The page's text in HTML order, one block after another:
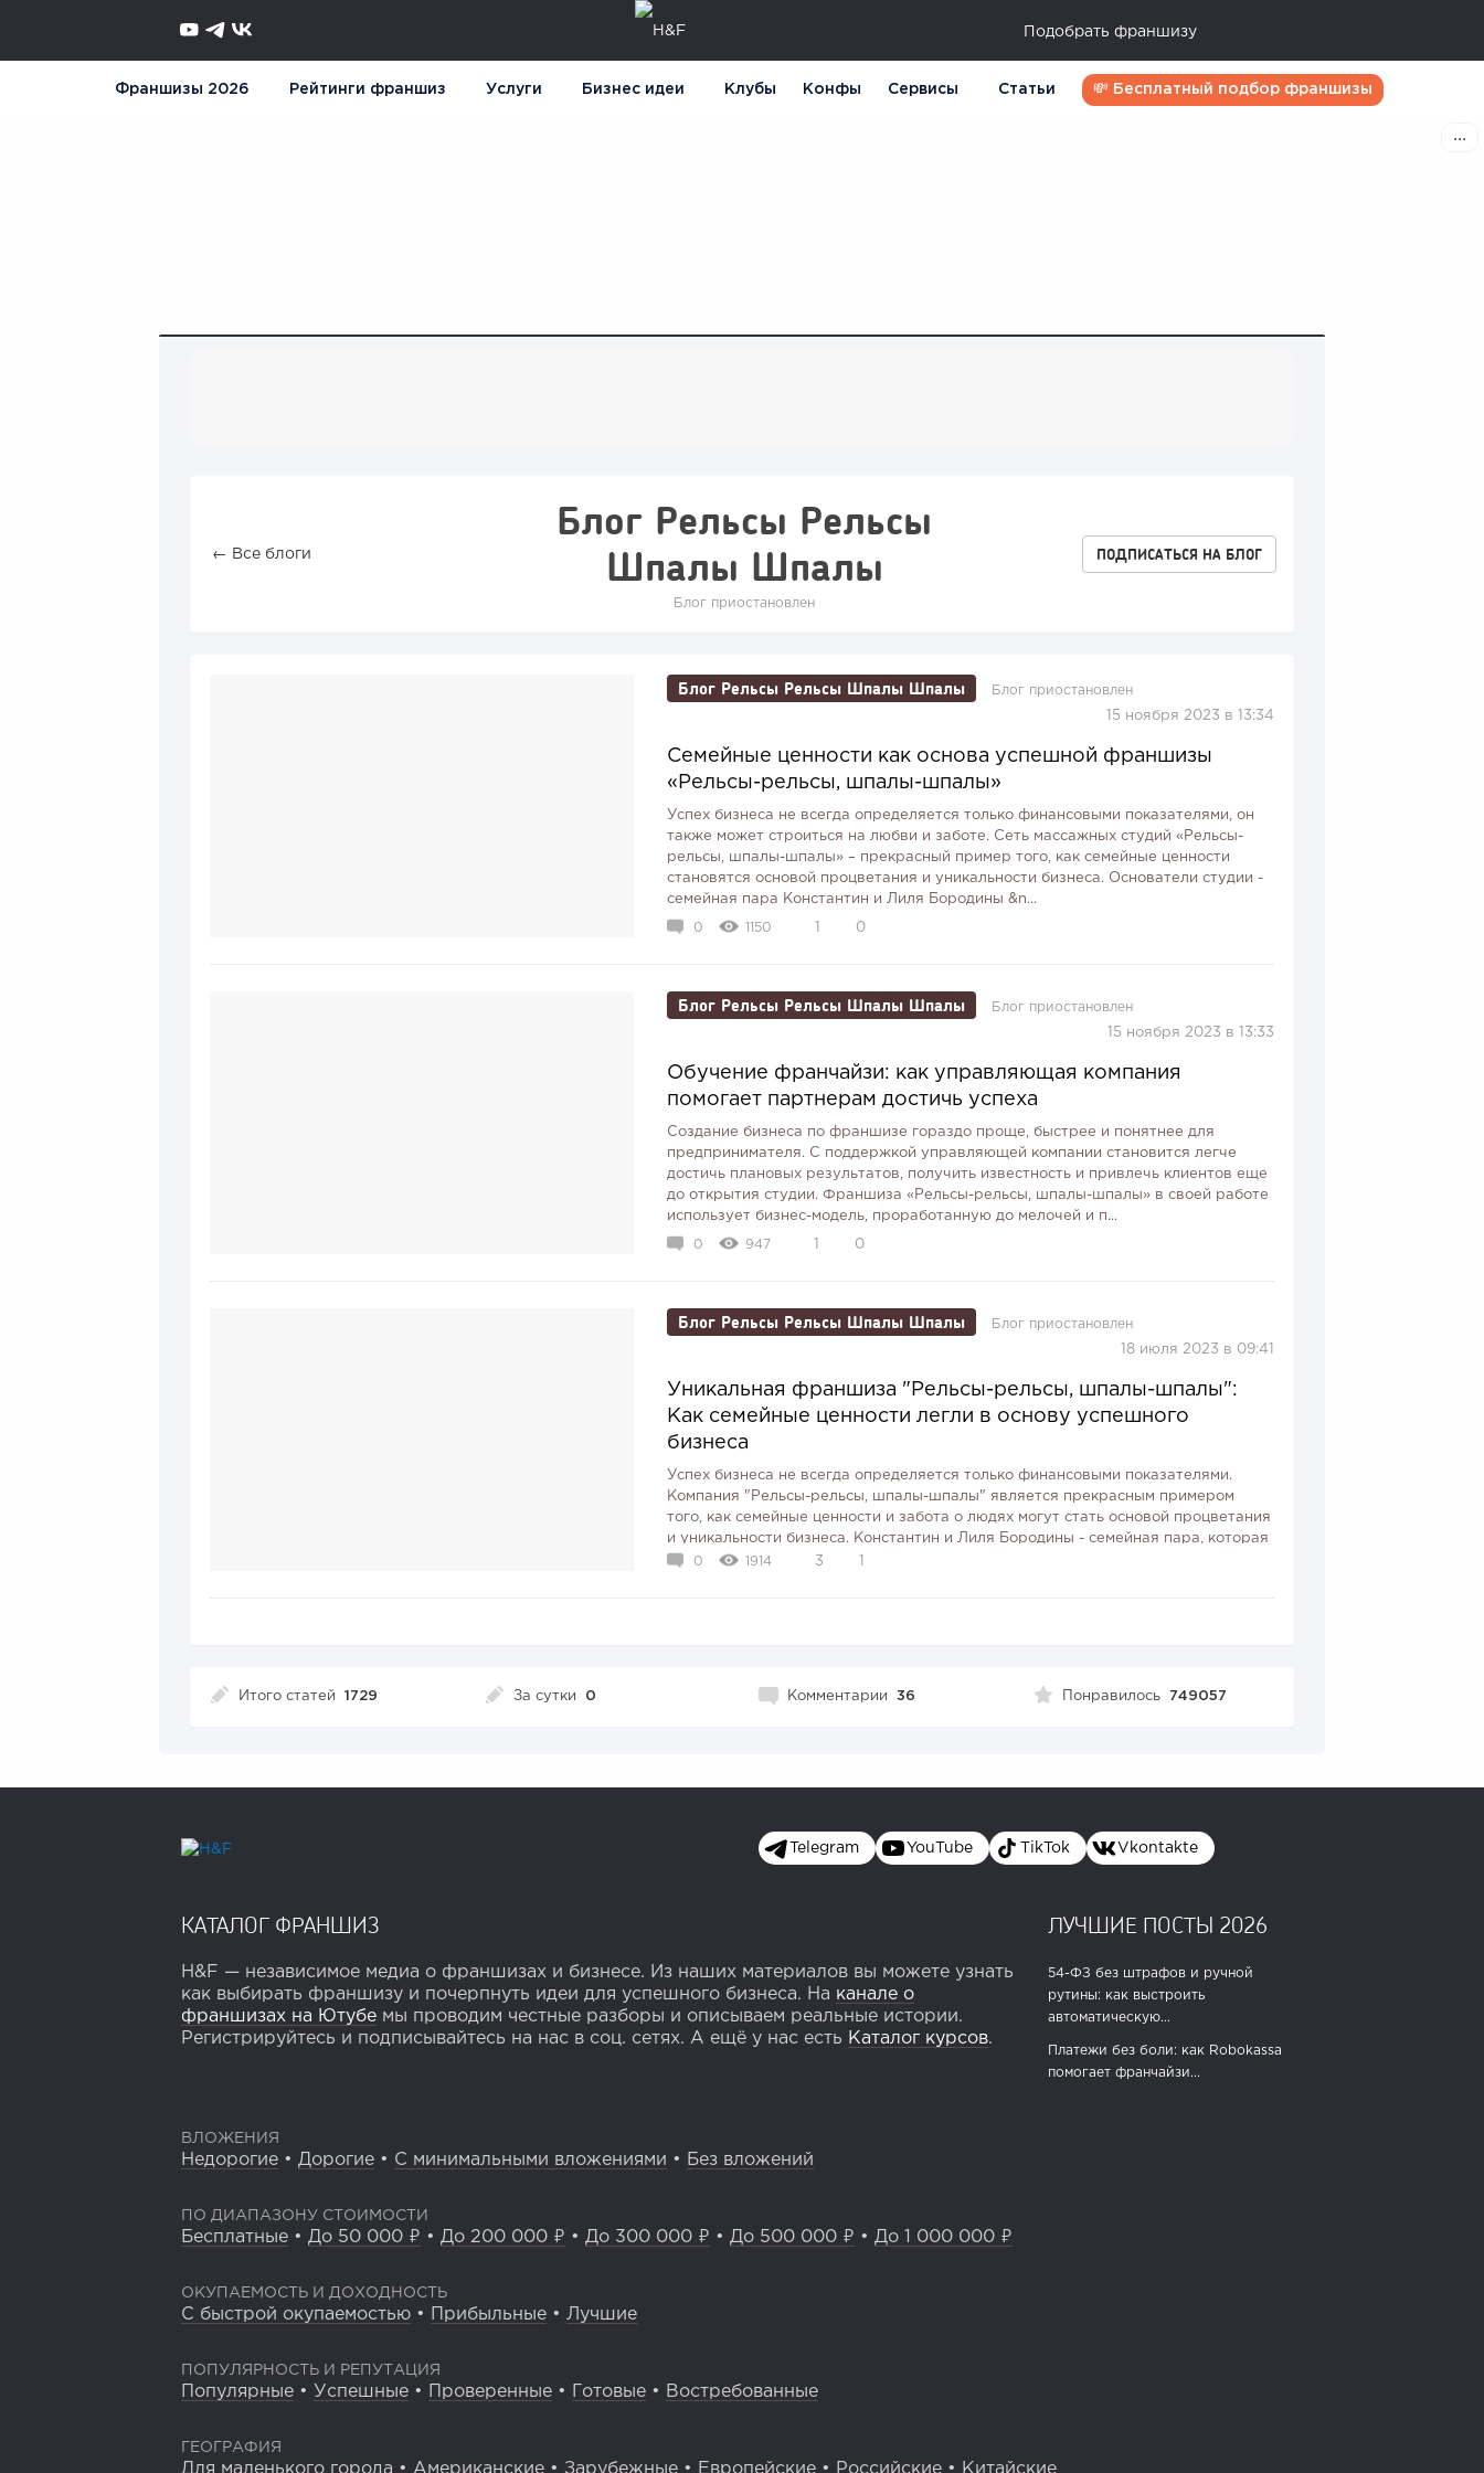
Подобрать франшизу
Франшизы 2026 Рейтинги франшиз Услуги Бизнес идеи Клубы Конфы Сервисы Статьи 💸 Бесплатный подбор франшизы
← Все блоги
Блог Рельсы Рельсы
Шпалы Шпалы
Блог приостановлен
ПОДПИСАТЬСЯ НА БЛОГ
Блог Рельсы Рельсы Шпалы Шпалы Блог приостановлен
15 ноября 2023 в 13:34
Семейные ценности как основа успешной франшизы
«Рельсы-рельсы, шпалы-шпалы»
Успех бизнеса не всегда определяется только финансовыми показателями, он
также может строиться на любви и заботе. Сеть массажных студий «Рельсы-
рельсы, шпалы-шпалы» – прекрасный пример того, как семейные ценности
становятся основой процветания и уникальности бизнеса. Основатели студии -
семейная пара Константин и Лиля Бородины &n...
0 1150 0
Блог Рельсы Рельсы Шпалы Шпалы Блог приостановлен
15 ноября 2023 в 13:33
Обучение франчайзи: как управляющая компания
помогает партнерам достичь успеха
Создание бизнеса по франшизе гораздо проще, быстрее и понятнее для
предпринимателя. С поддержкой управляющей компании становится легче
достичь плановых результатов, получить известность и привлечь клиентов еще
до открытия студии. Франшиза «Рельсы-рельсы, шпалы-шпалы» в своей работе
использует бизнес-модель, проработанную до мелочей и п...
0 947 0
Блог Рельсы Рельсы Шпалы Шпалы Блог приостановлен
18 июля 2023 в 09:41
Уникальная франшиза "Рельсы-рельсы, шпалы-шпалы":
Как семейные ценности легли в основу успешного
бизнеса
Успех бизнеса не всегда определяется только финансовыми показателями.
Компания "Рельсы-рельсы, шпалы-шпалы" является прекрасным примером
того, как семейные ценности и забота о людях могут стать основой процветания
и уникальности бизнеса. Константин и Лиля Бородины - семейная пара, которая
не только стремится приносить радость и счастье д...
0 1914 3
Итого статей 1729 За сутки 0 Комментарии 36 Понравилось 749057
Telegram YouTube TikTok Vkontakte
КАТАЛОГ ФРАНШИЗ
H&F — независимое медиа о франшизах и бизнесе. Из наших материалов вы можете узнать
как выбирать франшизу и почерпнуть идеи для успешного бизнеса. На канале о
франшизах на Ютубе мы проводим честные разборы и описываем реальные истории.
Регистрируйтесь и подписывайтесь на нас в соц. сетях. А ещё у нас есть Каталог курсов.
ЛУЧШИЕ ПОСТЫ 2026
54-ФЗ без штрафов и ручной
рутины: как выстроить
автоматическую...
Платежи без боли: как Robokassa
помогает франчайзи...
ВЛОЖЕНИЯ
Недорогие • Дорогие • С минимальными вложениями • Без вложений
ПО ДИАПАЗОНУ СТОИМОСТИ
Бесплатные • До 50 000 ₽ • До 200 000 ₽ • До 300 000 ₽ • До 500 000 ₽ • До 1 000 000 ₽
ОКУПАЕМОСТЬ И ДОХОДНОСТЬ
С быстрой окупаемостью • Прибыльные • Лучшие
ПОПУЛЯРНОСТЬ И РЕПУТАЦИЯ
Популярные • Успешные • Проверенные • Готовые • Востребованные
ГЕОГРАФИЯ
Для маленького города • Американские • Зарубежные • Европейские • Российские • Китайские